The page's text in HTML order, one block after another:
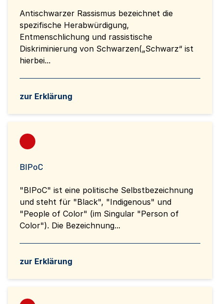
Antischwarzer Rassismus bezeichnet die
spezifische Herabwürdigung,
Entmenschlichung und rassistische
Diskriminierung von Schwarzen(„Schwarz“ ist
hierbei...
zur Erklärung
BIPoC
"BIPoC" ist eine politische Selbstbezeichnung
und steht für "Black", "Indigenous" und
"People of Color" (im Singular "Person of
Color"). Die Bezeichnung...
zur Erklärung